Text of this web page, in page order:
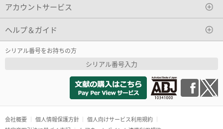
アカウントサービス
ヘルプ＆ガイド
シリアル番号をお持ちの方
シリアル番号入力
会社概要 個人情報保護方針
個人向けサービス利用規約